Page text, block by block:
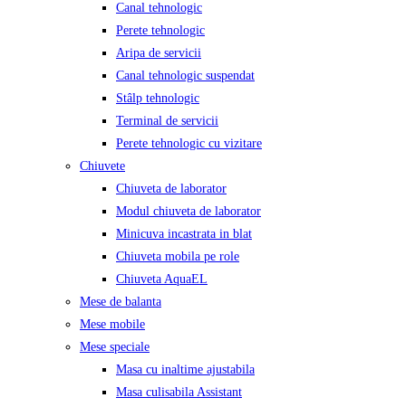
Canal tehnologic
Perete tehnologic
Aripa de servicii
Canal tehnologic suspendat
Stâlp tehnologic
Terminal de servicii
Perete tehnologic cu vizitare
Chiuvete
Chiuveta de laborator
Modul chiuveta de laborator
Minicuva incastrata in blat
Chiuveta mobila pe role
Chiuveta AquaEL
Mese de balanta
Mese mobile
Mese speciale
Masa cu inaltime ajustabila
Masa culisabila Assistant